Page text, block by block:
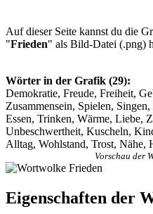
Auf dieser Seite kannst du die
"Frieden" als Bild-Datei (.png)
Wörter in der Grafik (29):
Demokratie, Freude, Freiheit,
Zusammensein, Spielen,
Essen, Trinken, Wärme, Liebe,
Unbeschwertheit, Kuscheln,
Alltag, Wohlstand, Trost,
Vorschau der
Eigenschaften der